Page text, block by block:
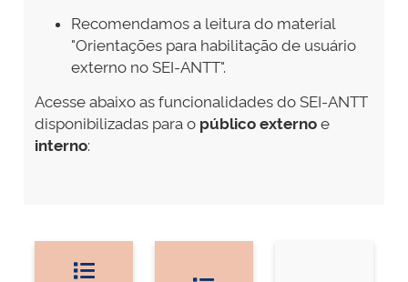
Recomendamos a leitura do material
"Orientações para habilitação de usuário
externo no SEI-ANTT".
Acesse abaixo as funcionalidades do SEI-ANTT
disponibilizadas para o público externoe
interno: